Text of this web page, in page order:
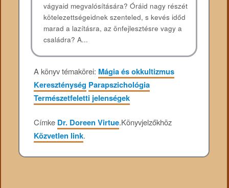
vágyaid megvalósítására? Óráid nagy részét
kötelezettségeidnek szenteled, s kevés időd
marad a lazításra, az önfejlesztésre vagy a
családra? A...
A könyv témakörei: Mágia és okkultizmus
Kereszténység Parapszichológia
Természetfeletti jelenségek
Címke Dr. Doreen Virtue.Könyvjelzőkhöz
Közvetlen link.